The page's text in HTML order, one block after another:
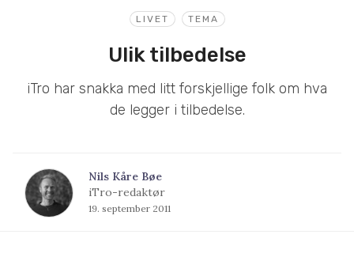
LIVET TEMA
Ulik tilbedelse
iTro har snakka med litt forskjellige folk om hva
de legger i tilbedelse.
Nils Kåre Bøe
iTro-redaktør
19. september 2011